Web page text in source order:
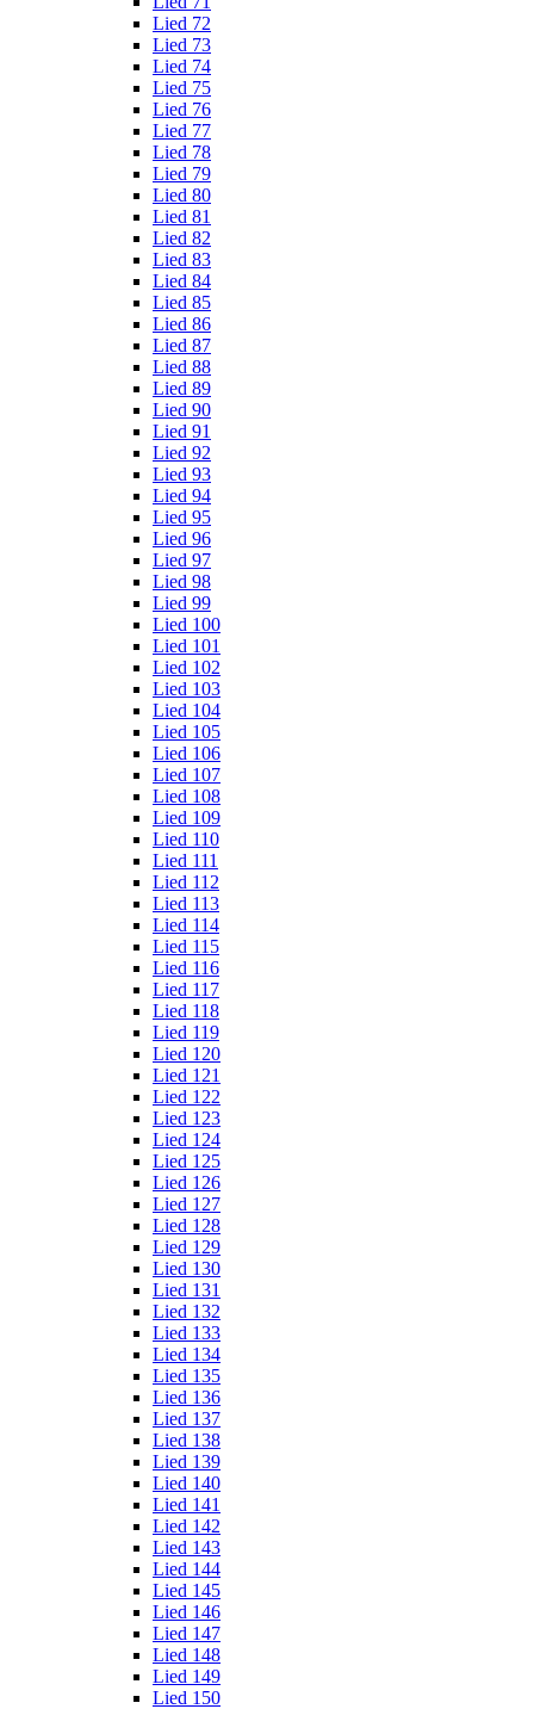
Lied 72
Lied 73
Lied 74
Lied 75
Lied 76
Lied 77
Lied 78
Lied 79
Lied 80
Lied 81
Lied 82
Lied 83
Lied 84
Lied 85
Lied 86
Lied 87
Lied 88
Lied 89
Lied 90
Lied 91
Lied 92
Lied 93
Lied 94
Lied 95
Lied 96
Lied 97
Lied 98
Lied 99
Lied 100
Lied 101
Lied 102
Lied 103
Lied 104
Lied 105
Lied 106
Lied 107
Lied 108
Lied 109
Lied 110
Lied 111
Lied 112
Lied 113
Lied 114
Lied 115
Lied 116
Lied 117
Lied 118
Lied 119
Lied 120
Lied 121
Lied 122
Lied 123
Lied 124
Lied 125
Lied 126
Lied 127
Lied 128
Lied 129
Lied 130
Lied 131
Lied 132
Lied 133
Lied 134
Lied 135
Lied 136
Lied 137
Lied 138
Lied 139
Lied 140
Lied 141
Lied 142
Lied 143
Lied 144
Lied 145
Lied 146
Lied 147
Lied 148
Lied 149
Lied 150